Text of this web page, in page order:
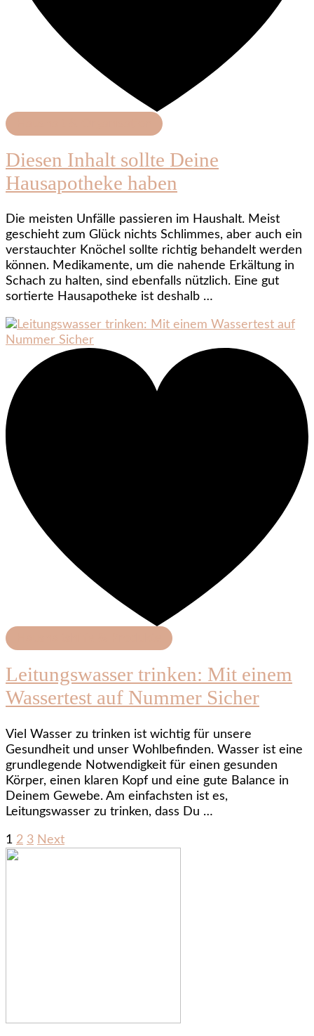
Diesen Inhalt sollte Deine
Hausapotheke haben
Die meisten Unfälle passieren im Haushalt. Meist
geschieht zum Glück nichts Schlimmes, aber auch ein
verstauchter Knöchel sollte richtig behandelt werden
können. Medikamente, um die nahende Erkältung in
Schach zu halten, sind ebenfalls nützlich. Eine gut
sortierte Hausapotheke ist deshalb …
Leitungswasser trinken: Mit einem
Wassertest auf Nummer Sicher
Viel Wasser zu trinken ist wichtig für unsere
Gesundheit und unser Wohlbefinden. Wasser ist eine
grundlegende Notwendigkeit für einen gesunden
Körper, einen klaren Kopf und eine gute Balance in
Deinem Gewebe. Am einfachsten ist es,
Leitungswasser zu trinken, dass Du …
Seitennummerierung
der
Page
1 Page
2 Page
3 Next